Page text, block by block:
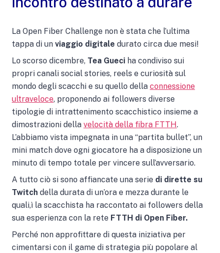
La Open Fiber Challenge non è stata che l’ultima
tappa di un viaggio digitale durato circa due mesi!
Lo scorso dicembre, Tea Gueci ha condiviso sui
propri canali social stories, reels e curiosità sul
mondo degli scacchi e su quello della connessione
ultraveloce, proponendo ai followers diverse
tipologie di intrattenimento scacchistico insieme a
dimostrazioni della velocità della fibra FTTH.
L’abbiamo vista impegnata in una “partita bullet”, un
mini match dove ogni giocatore ha a disposizione un
minuto di tempo totale per vincere sull’avversario.
A tutto ciò si sono affiancate una serie di dirette su
Twitch della durata di un’ora e mezza durante le
quali,ì la scacchista ha raccontato ai followers della
sua esperienza con la rete FTTH di Open Fiber.
Perché non approfittare di questa iniziativa per
cimentarsi con il game di strategia più popolare al